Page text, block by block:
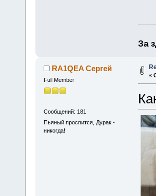
За
RA1QEA Сергей
Full Member
Сообщений: 181
Пьяный проспится, Дурак -
никогда!
«